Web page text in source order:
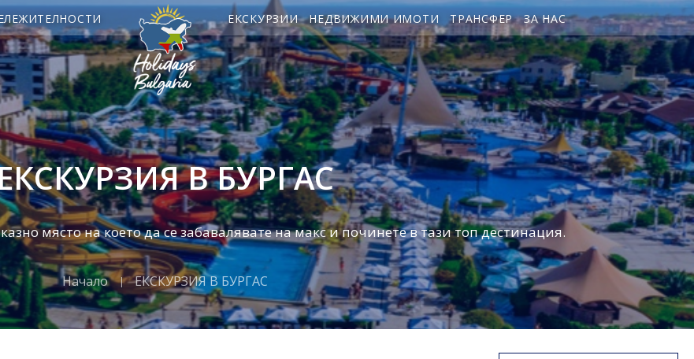
ЕКСКУРЗИИ НЕДВИЖИМИ ИМОТИ ТРАНСФЕР ЗА НАС
В БУРГАС
място на което да се забавалявате на макс и починете в тази топ дестинация.
Начало ЕКСКУРЗИЯ В БУРГАС